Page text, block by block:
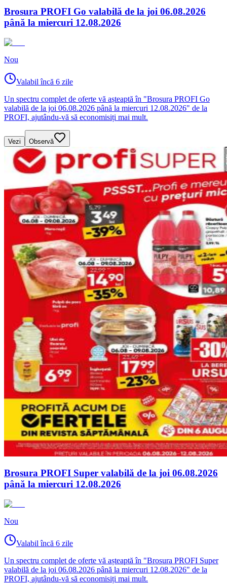
Brosura PROFI Go valabilă de la joi 06.08.2026
până la miercuri 12.08.2026
Nou
Valabil încă 6 zile
Un spectru complet de oferte vă așteaptă în "Brosura PROFI Go
valabilă de la joi 06.08.2026 până la miercuri 12.08.2026" de la
PROFI, ajutându-vă să economisiți mai mult.
Vezi Observă
Brosura PROFI Super valabilă de la joi 06.08.2026
până la miercuri 12.08.2026
Nou
Valabil încă 6 zile
Un spectru complet de oferte vă așteaptă în "Brosura PROFI Super
valabilă de la joi 06.08.2026 până la miercuri 12.08.2026" de la
PROFI, ajutându-vă să economisiți mai mult.